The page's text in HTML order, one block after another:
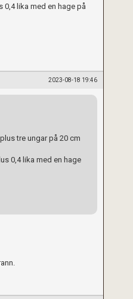
0,4 lika med en hage på
2023-08-18 19:46
tre ungar på 20 cm
0,4 lika med en hage